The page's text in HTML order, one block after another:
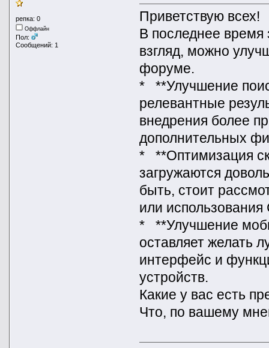
репка: 0
Оффлайн
Пол:
Сообщений: 1
Приветствую всех!
В последнее
взгляд, можно
форуме.
* **Улучшение
релевантные
внедрения более
дополнительных
* **Оптимизация
загружаются
быть, стоит
или использования
* **Улучшение
оставляет желать
интерфейс и
устройств.
Какие у вас есть
Что, по вашему